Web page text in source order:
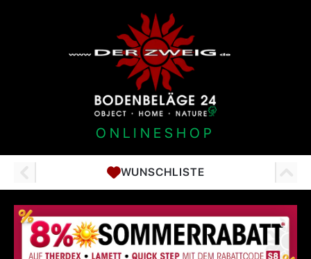
ONLINESHOP
WUNSCHLISTE